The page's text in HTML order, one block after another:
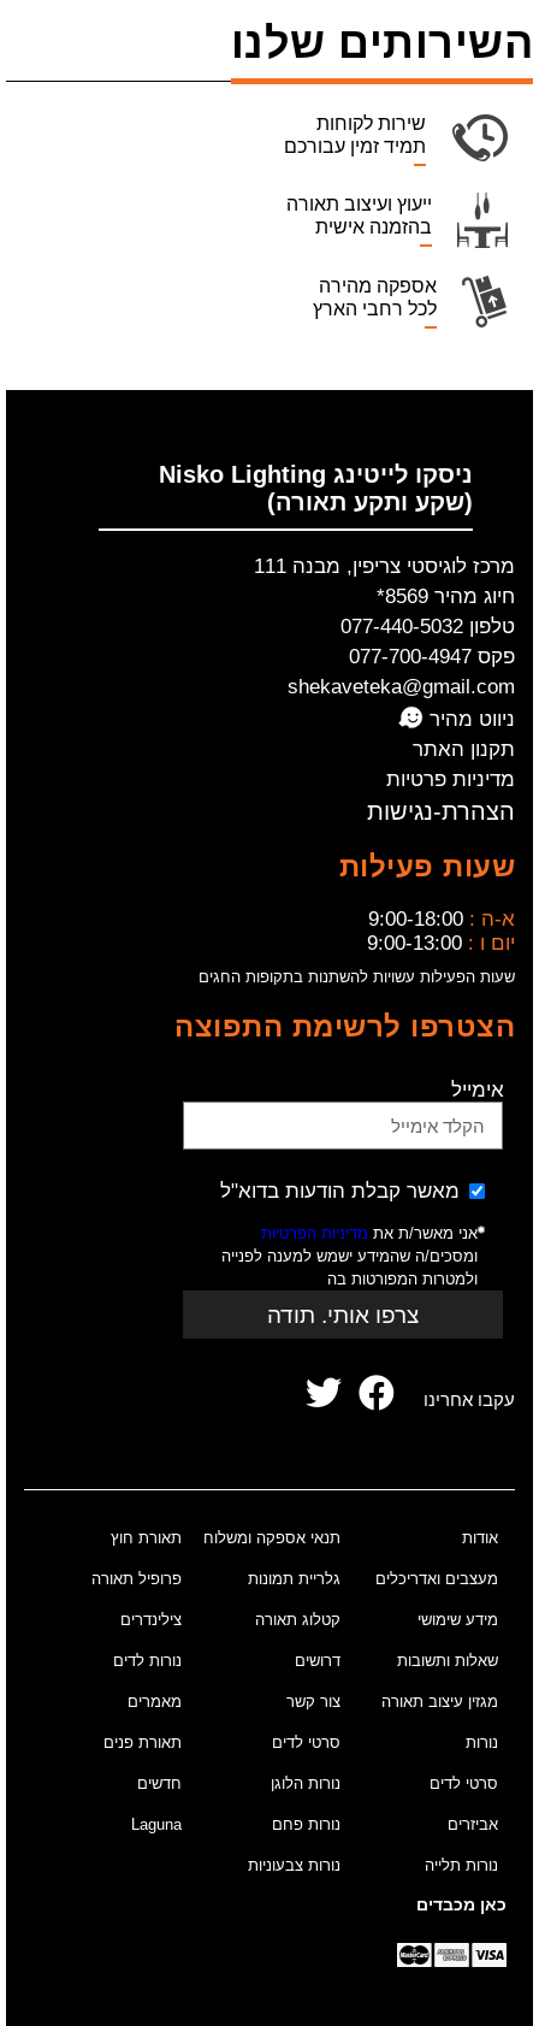
השירותים שלנו
שירות לקוחות
תמיד זמין עבורכם
ייעוץ ועיצוב תאורה
בהזמנה אישית
אספקה מהירה
לכל רחבי הארץ
ניסקו לייטינג Nisko Lighting
(שקע ותקע תאורה)
מרכז לוגיסטי צריפין, מבנה 111
חיוג מהיר 8569*
טלפון 077-440-5032
פקס 077-700-4947
shekaveteka@gmail.com
ניווט מהיר
תקנון האתר
מדיניות פרטיות
הצהרת-נגישות
שעות פעילות
א-ה : 9:00-18:00
יום ו : 9:00-13:00
שעות הפעילות עשויות להשתנות בתקופות החגים
הצטרפו לרשימת התפוצה
אימייל
מאשר קבלת הודעות בדוא"ל
אני מאשר/ת את מדיניות הפרטיות
ומסכים/ה שהמידע ישמש למענה לפנייה
ולמטרות המפורטות בה
צרפו אותי. תודה
עקבו אחרינו
אודות
מעצבים ואדריכלים
מידע שימושי
שאלות ותשובות
מגזין עיצוב תאורה
תנאי אספקה ומשלוח
גלריית תמונות
קטלוג תאורה
דרושים
צור קשר
תאורת חוץ
פרופיל תאורה
צילינדרים
נורות לדים
מאמרים
נורות
סרטי לדים
אביזרים
נורות תלייה
סרטי לדים
נורות הלוגן
נורות פחם
נורות צבעוניות
תאורת פנים
חדשים
Laguna
כאן מכבדים